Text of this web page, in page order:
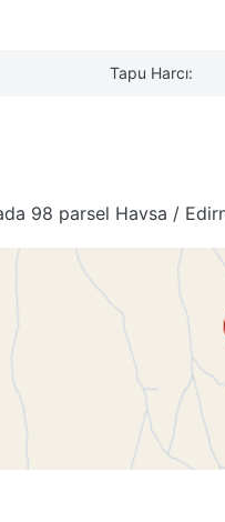
Tapu Harcı:
98 parsel Havsa /